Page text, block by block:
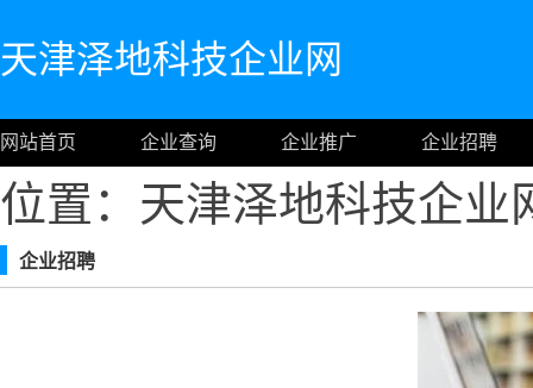
天津泽地科技企业网
网站首页 企业查询 企业推广 企业招聘
位置：天津泽地科技企业
企业招聘